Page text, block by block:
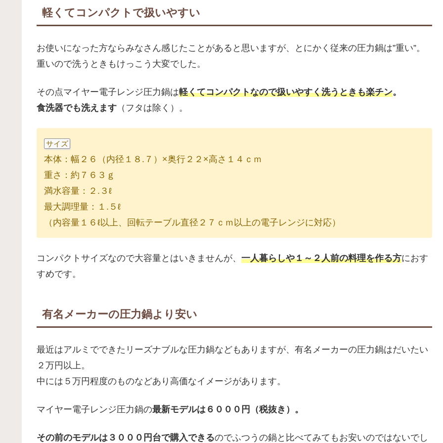
軽くてコンパクトで扱いやすい
お使いになった方ならみなさん感じたことがあると思いますが、とにかく従来の圧力鍋は”重い”。
重いので洗うときもけっこう大変でした。
その点マイヤー電子レンジ圧力鍋は軽くてコンパクトなので扱いやすく洗うときも楽チン。
食洗器でも洗えます （フタは除く）。
サイズ
本体：幅２６（内径１８.７）×奥行２２×高さ１４ｃｍ
重さ：約７６３ｇ
満水容量：２.３ℓ
最大調理量：１.５ℓ
（内容量１６ℓ以上、回転テーブル直径２７ｃｍ以上の電子レンジに対応）
コンパクトサイズなので大容量とはいきませんが、 一人暮らしや１～２人前の料理を作る方におす
すめです。
有名メーカーの圧力鍋より安い
最近はアルミでできたリーズナブルな圧力鍋などもありますが、有名メーカーの圧力鍋はだいたい
２万円以上。
中には５万円程度のものなどあり高価なイメージがあります。
マイヤー電子レンジ圧力鍋の最新モデルは６０００円（税抜き）。
その前のモデルは３０００円台で購入できるのでふつうの鍋と比べてみてもお安いのではないでし